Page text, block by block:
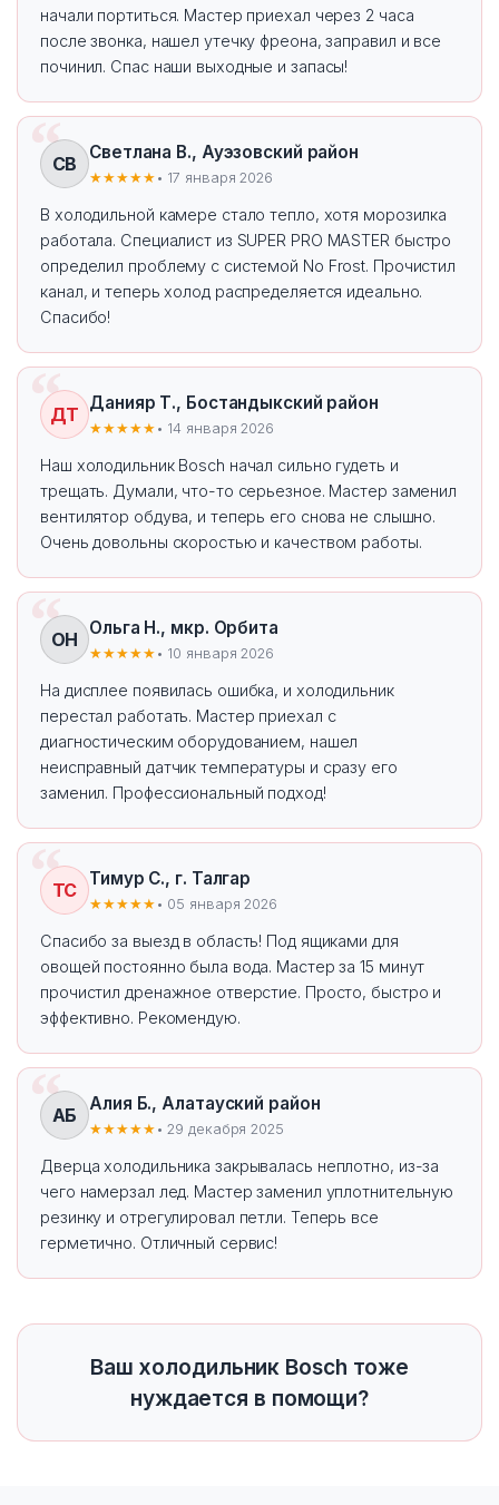
начали портиться. Мастер приехал через 2 часа
после звонка, нашел утечку фреона, заправил и все
починил. Спас наши выходные и запасы!
СВ
Светлана В., Ауэзовский район
★★★★★ • 17 января 2026
В холодильной камере стало тепло, хотя морозилка
работала. Специалист из SUPER PRO MASTER быстро
определил проблему с системой No Frost. Прочистил
канал, и теперь холод распределяется идеально.
Спасибо!
ДТ
Данияр Т., Бостандыкский район
★★★★★ • 14 января 2026
Наш холодильник Bosch начал сильно гудеть и
трещать. Думали, что-то серьезное. Мастер заменил
вентилятор обдува, и теперь его снова не слышно.
Очень довольны скоростью и качеством работы.
ОН
Ольга Н., мкр. Орбита
★★★★★ • 10 января 2026
На дисплее появилась ошибка, и холодильник
перестал работать. Мастер приехал с
диагностическим оборудованием, нашел
неисправный датчик температуры и сразу его
заменил. Профессиональный подход!
ТС
Тимур С., г. Талгар
★★★★★ • 05 января 2026
Спасибо за выезд в область! Под ящиками для
овощей постоянно была вода. Мастер за 15 минут
прочистил дренажное отверстие. Просто, быстро и
эффективно. Рекомендую.
АБ
Алия Б., Алатауский район
★★★★★ • 29 декабря 2025
Дверца холодильника закрывалась неплотно, из-за
чего намерзал лед. Мастер заменил уплотнительную
резинку и отрегулировал петли. Теперь все
герметично. Отличный сервис!
Ваш холодильник Bosch тоже
нуждается в помощи?